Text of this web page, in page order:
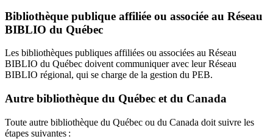
Bibliothèque publique affiliée ou associée au Réseau
BIBLIO du Québec
Les bibliothèques publiques affiliées ou associées au Réseau
BIBLIO du Québec doivent communiquer avec leur Réseau
BIBLIO régional, qui se charge de la gestion du PEB.
Autre bibliothèque du Québec et du Canada
Toute autre bibliothèque du Québec ou du Canada doit suivre les
étapes suivantes :